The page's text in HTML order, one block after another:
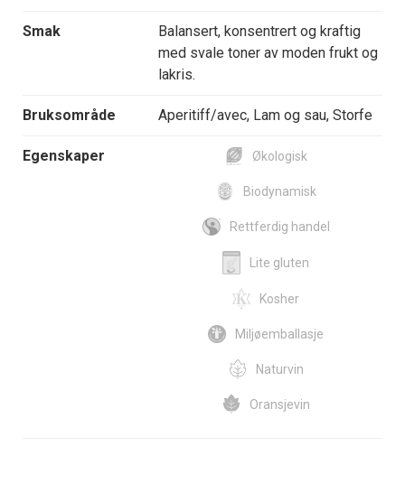
Smak
Balansert, konsentrert og kraftig
med svale toner av moden frukt og
lakris.
Bruksområde Aperitiff/avec, Lam og sau, Storfe
Egenskaper Økologisk
Biodynamisk
Rettferdig handel
Lite gluten
Kosher
Miljøemballasje
Naturvin
Oransjevin